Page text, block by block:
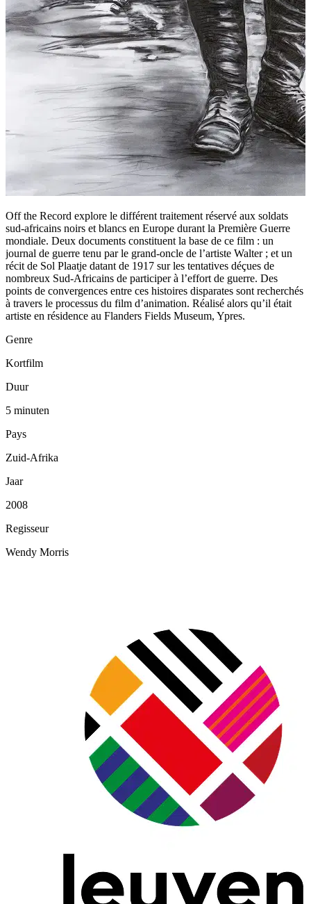
Off the Record explore le différent traitement réservé aux soldats
sud-africains noirs et blancs en Europe durant la Première Guerre
mondiale. Deux documents constituent la base de ce film : un
journal de guerre tenu par le grand-oncle de l’artiste Walter ; et un
récit de Sol Plaatje datant de 1917 sur les tentatives déçues de
nombreux Sud-Africains de participer à l’effort de guerre. Des
points de convergences entre ces histoires disparates sont recherchés
à travers le processus du film d’animation. Réalisé alors qu’il était
artiste en résidence au Flanders Fields Museum, Ypres.
Genre
Kortfilm
Duur
5 minuten
Pays
Zuid-Afrika
Jaar
2008
Regisseur
Wendy Morris